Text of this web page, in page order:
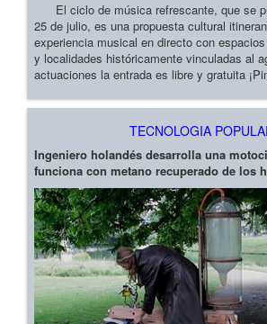
El ciclo de música refrescante, que se
25 de julio, es una propuesta cultural
experiencia musical en directo con
y localidades históricamente vinculadas al
actuaciones la entrada es libre y gratuita
TECNOLOGIA
Ingeniero holandés desarrolla una
funciona con metano recuperado de los